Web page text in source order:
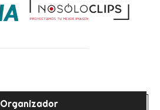
Organizador